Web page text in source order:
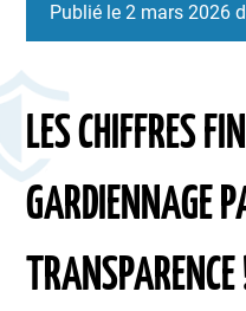
Publié le 2 mars 2026
LES CHIFFRES
GARDIENNAGE
TRANSPARENCE